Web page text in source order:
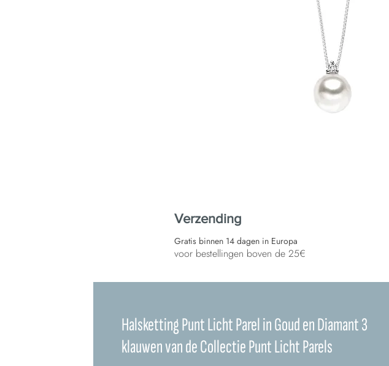
Verzending
Gratis binnen 14 dagen in Europa
voor bestellingen boven de 25€
Halsketting Punt Licht Parel in Goud en Diamant 3
klauwen van de Collectie Punt Licht Parels